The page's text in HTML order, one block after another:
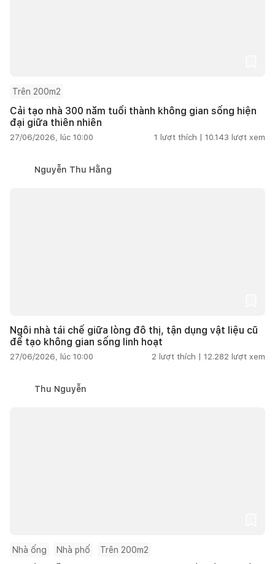
Trên 200m2
Cải tạo nhà 300 năm tuổi thành không gian sống hiện
đại giữa thiên nhiên
27/06/2026, lúc 10:00 1 lượt thích | 10.143 lượt xem
Nguyễn Thu Hằng
Ngôi nhà tái chế giữa lòng đô thị, tận dụng vật liệu cũ
để tạo không gian sống linh hoạt
27/06/2026, lúc 10:00 2 lượt thích | 12.282 lượt xem
Thu Nguyễn
Nhà ống Nhà phố Trên 200m2